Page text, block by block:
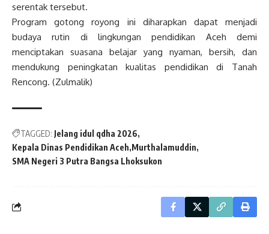
serentak tersebut.
Program gotong royong ini diharapkan dapat menjadi
budaya rutin di lingkungan pendidikan Aceh demi
menciptakan suasana belajar yang nyaman, bersih, dan
mendukung peningkatan kualitas pendidikan di Tanah
Rencong. (Zulmalik)
TAGGED: Jelang idul qdha 2026
Kepala Dinas Pendidikan Aceh Murthalamuddin
SMA Negeri 3 Putra Bangsa Lhoksukon